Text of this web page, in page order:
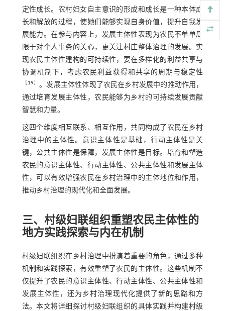
定性成长。农村妇女自主意识的形成和成长是一种本体成
长和解放的过程，使她们能够实现自身价值，提升自我发
展能力。在参与内容上，发展主体性表现为农民不单单局
限于对个人事务的关心，更关注村庄整体治理的发展。实
现农民主体性建构的可持续性，要在多样化的利益共享与
协调机制下，考虑农民利益获得和共享的周期与稳定性
19］ 。发展主体性体现了农民在乡村发展中的推动作用，
通过培育发展主体性，农民能够为乡村的可持续发展贡献
智慧和力量。
这四个维度相互联系、相互作用，共同构成了农民在乡村
治理中的主体性。意识主体性是基础，行动主体性是关
键，公共主体性是保障，发展主体性是目标。培育和塑造
农民的意识主体性、行动主体性、公共主体性和发展主体
性，可以有效增强农民在乡村治理中的主体地位和作用，
推动乡村治理的现代化和全面发展。
三、村级妇联组织重塑农民主体性的
地方实践探索与内在机制
村级妇联组织在乡村治理中扮演着重要的角色，通过多种
机制和实践探索，有效重塑了农民的主体性。这些机制不
仅提升了农民的意识主体性、行动主体性、公共主体性和
发展主体性，还为乡村治理现代化提供了新的思路和方
法。本文将详细探讨村级妇联组织的具体实践并构建村级